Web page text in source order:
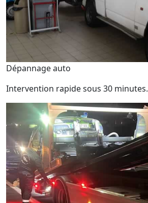
Dépannage auto
Intervention rapide sous 30 minutes.